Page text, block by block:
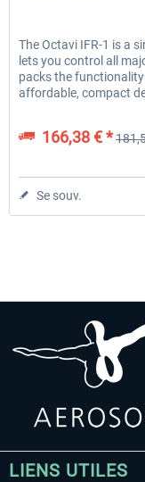
0,00 € *
The Octavi IFR-1 is a
lets you control all
packs the
affordable, compact
166,38 € *
Se souv.
LIENS UTILES